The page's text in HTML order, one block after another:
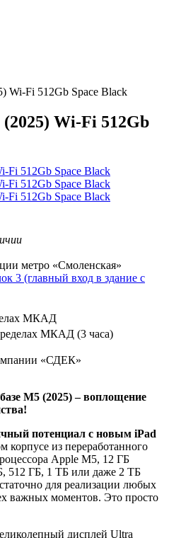
Wi-Fi 512Gb Space Black
Wi-Fi 512Gb
метро «Смоленская»
3 (главный вход в здание с
МКАД
МКАД (3 часа)
«СДЕК»
M5 (2025) – воплощение
потенциал с новым iPad
корпусе из переработанного
Apple M5, 12 ГБ
512 ГБ, 1 ТБ или даже 2 ТБ
для реализации любых
важных моментов. Это просто
дисплей Ultra